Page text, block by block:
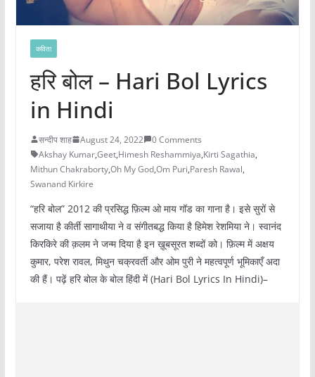
कविता
हरि बोल – Hari Bol Lyrics
in Hindi
सन्दीप शाह August 24, 2022
0 Comments
Akshay Kumar,Geet,Himesh Reshammiya,Kirti Sagathia,
Mithun Chakraborty,Oh My God,Om Puri,Paresh Rawal,
Swanand Kirkire
“हरि बोल” 2012 की प्रसिद्ध फ़िल्म ओ माय गॉड का गाना है। इसे सुरों से
सजाया है कीर्ती सागाथीया ने व संगीतबद्ध किया है हिमेश रेशमिया ने। स्वानंद
किरकिरे की क़लम ने जन्म दिया है इन ख़ूबसूरत शब्दों को। फ़िल्म में अक्षय
कुमार, परेश रावल, मिथुन चक्रवर्ती और ओम पुरी ने महत्वपूर्ण भूमिकाएँ अदा
की हैं। पढ़ें हरि बोल के बोल हिंदी में (Hari Bol Lyrics In Hindi)–